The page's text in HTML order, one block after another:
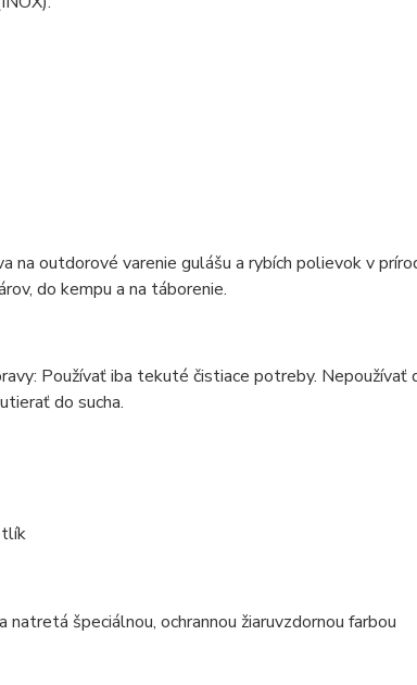
na outdorové varenie gulášu a rybích polievok v
do kempu a na táborenie.
Používať iba tekuté čistiace potreby.
do sucha.